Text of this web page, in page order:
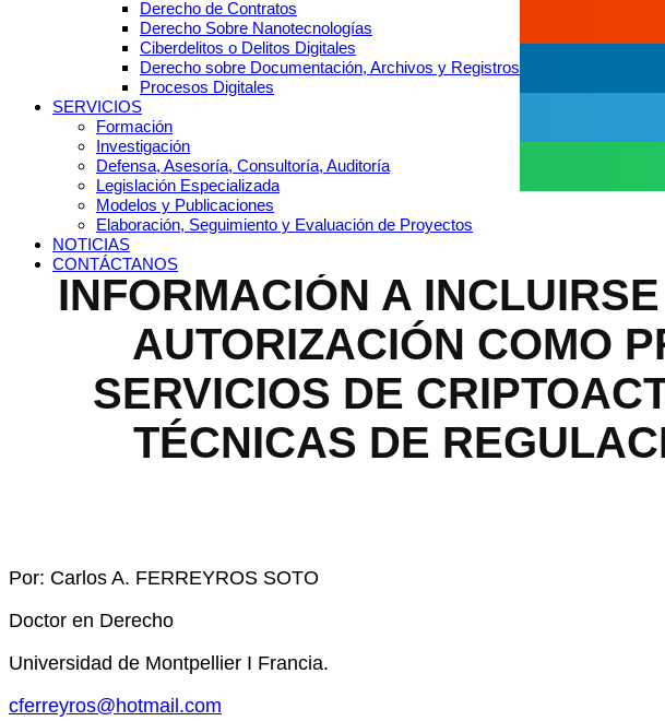
Derecho de Contratos
Derecho Sobre Nanotecnologías
Ciberdelitos o Delitos Digitales
Derecho sobre Documentación, Archivos y Registros
Procesos Digitales
SERVICIOS
Formación
Investigación
Defensa, Asesoría, Consultoría, Auditoría
Legislación Especializada
Modelos y Publicaciones
Elaboración, Seguimiento y Evaluación de Proyectos
NOTICIAS
CONTÁCTANOS
LinkedIn
Telegram
WhatsApp
INFORMACIÓN A
AUTORIZACIÓN COMO
SERVICIOS DE
TÉCNICAS DE
Por: Carlos A. FERREYROS SOTO
Doctor en Derecho
Universidad de Montpellier I Francia.
cferreyros@hotmail.com